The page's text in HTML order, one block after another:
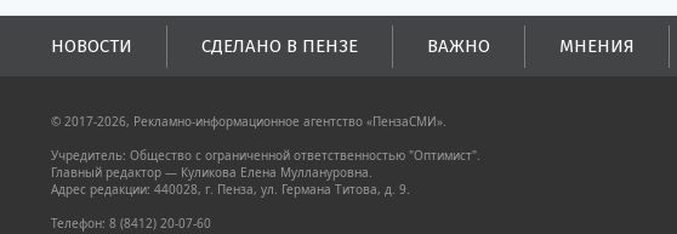
НОВОСТИ СДЕЛАНО В ПЕНЗЕ ВАЖНО МНЕНИЯ
© 2017-2026, Рекламно-информационное агентство «ПензаСМИ».
Учредитель: Общество с ограниченной ответственностью "Оптимист".
Главный редактор — Куликова Елена Муллануровна.
Адрес редакции: 440028, г. Пенза, ул. Германа Титова, д. 9.
Телефон: 8 (8412) 20-07-60